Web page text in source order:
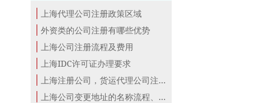
上海代理公司注册政策区域
外资类的公司注册有哪些优势
上海公司注册流程及费用
上海IDC许可证办理要求
上海注册公司，货运代理公司注册条件！
上海公司变更地址的名称流程、材料、...